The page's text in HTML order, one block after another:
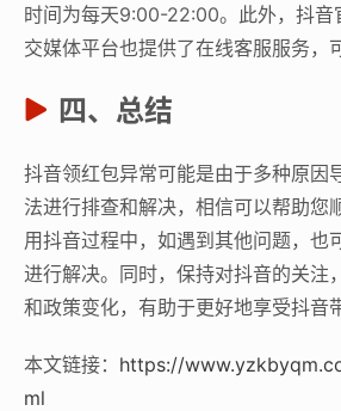
时间为每天9:00-22:00。此外，抖音
交媒体平台也提供了在线客服服务，
四、总结
抖音领红包异常可能是由于多种原因
法进行排查和解决，相信可以帮助您
用抖音过程中，如遇到其他问题，也
进行解决。同时，保持对抖音的关注
和政策变化，有助于更好地享受抖音
本文链接： https://
ml